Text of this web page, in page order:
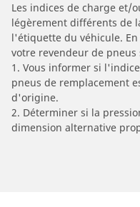
Les indices de charge et/
légèrement différents de
l'étiquette du véhicule.
votre revendeur de pneus
1. Vous informer si
pneus de remplacement
d'origine.
2. Déterminer si la
dimension alternative